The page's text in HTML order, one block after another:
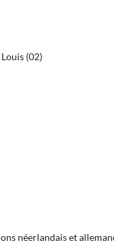
(02)
néerlandais et